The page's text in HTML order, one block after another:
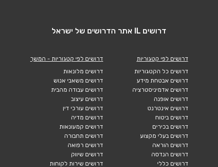
דרושים IL אתר הדרושים של ישראל
דרושים לפי קטגוריות
דרושים כל הקטגוריות
דרושים אבטחת מידע
דרושים אדמיניסטרציה
דרושים אופנה
דרושים אינטרנט
דרושים ביטוח
דרושים בכירים
דרושים בעלי מקצוע
דרושים הוראה
דרושים הנדסה
דרושים כללי
דרושים לפי קטגוריות - המשך
דרושים מלונאות
דרושים משאבי אנוש
דרושים עבודה מהבית
דרושים עיצוב
דרושים עורכי דין
דרושים מדיה
דרושים קמעונאות
דרושים תחבורה
דרושים רפואה
דרושים שיווק
דרושים שירות לקוחות